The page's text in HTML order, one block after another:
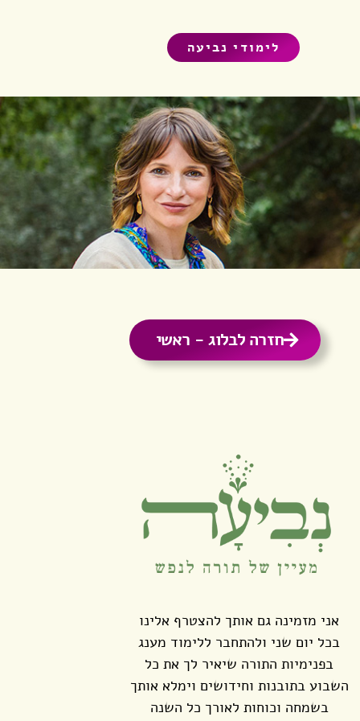
לימודי נביעה
חזרה לבלוג - ראשי
אני מזמינה גם אותך להצטרף אלינו
בכל יום שני ולהתחבר ללימוד מענג
בפנימיות התורה שיאיר לך את כל
השבוע בתובנות וחידושים וימלא אותך
בשמחה וכוחות לאורך כל השנה